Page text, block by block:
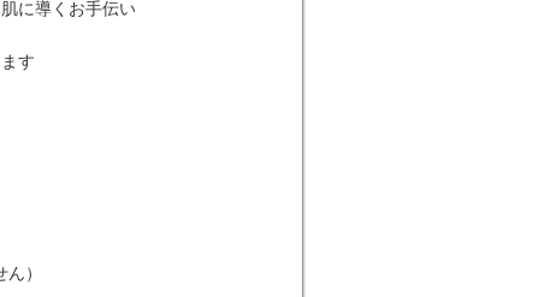
に導くお手伝い
す
）